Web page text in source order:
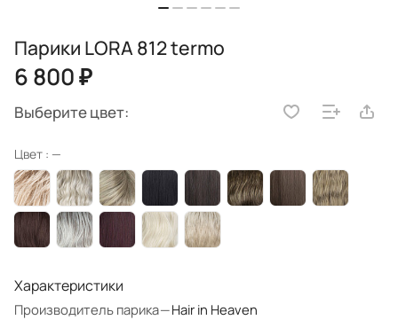
Парики LORA 812 termo
6 800 ₽
Выберите цвет:
Цвет : —
Характеристики
Производитель парика—Hair in Heaven